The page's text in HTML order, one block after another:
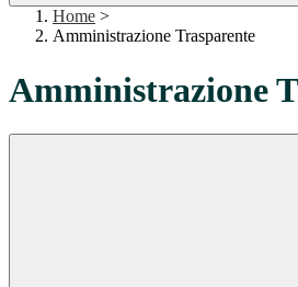
Home >
Amministrazione Trasparente
Amministrazione